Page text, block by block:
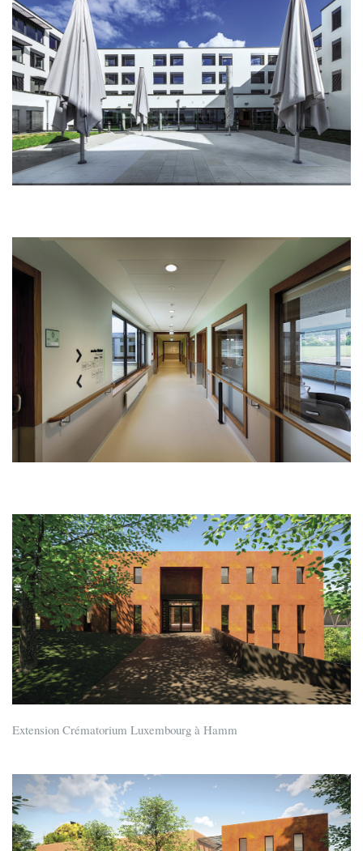
Extension Crématorium Luxembourg à Hamm